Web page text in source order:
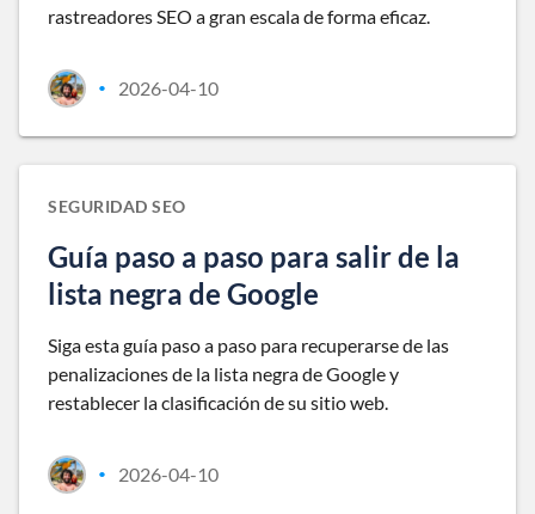
rastreadores SEO a gran escala de forma eficaz.
• 2026-04-10
SEGURIDAD SEO
Guía paso a paso para salir de la
lista negra de Google
Siga esta guía paso a paso para recuperarse de las
penalizaciones de la lista negra de Google y
restablecer la clasificación de su sitio web.
• 2026-04-10